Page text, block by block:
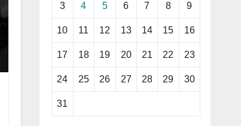
3 4 5 6 7 8 9
10 11 12 13 14 15 16
17 18 19 20 21 22 23
24 25 26 27 28 29 30
31